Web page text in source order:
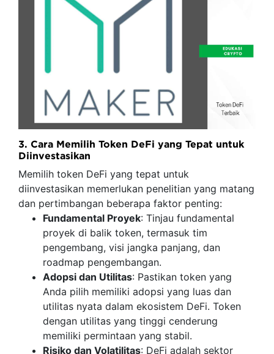
3. Cara Memilih Token DeFi yang Tepat untuk
Diinvestasikan
Memilih token DeFi yang tepat untuk
diinvestasikan memerlukan penelitian yang matang
dan pertimbangan beberapa faktor penting:
Fundamental Proyek: Tinjau fundamental
proyek di balik token, termasuk tim
pengembang, visi jangka panjang, dan
roadmap pengembangan.
Adopsi dan Utilitas: Pastikan token yang
Anda pilih memiliki adopsi yang luas dan
utilitas nyata dalam ekosistem DeFi. Token
dengan utilitas yang tinggi cenderung
memiliki permintaan yang stabil.
Risiko dan Volatilitas: DeFi adalah sektor